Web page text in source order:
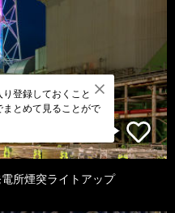
り登録しておくこと
まとめて見ることがで
所煙突ライトアップ